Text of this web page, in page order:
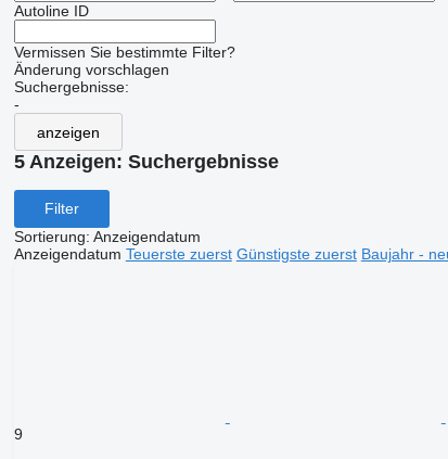
Autoline ID
Vermissen Sie bestimmte Filter?
Änderung vorschlagen
Suchergebnisse:
-
anzeigen
5 Anzeigen: Suchergebnisse
Filter
Sortierung: Anzeigendatum
Anzeigendatum Teuerste zuerst Günstigste zuerst Baujahr -
9